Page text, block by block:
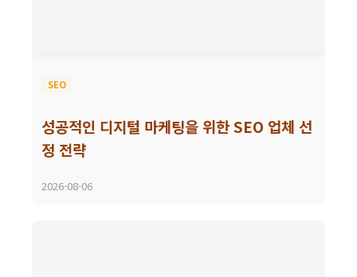
SEO
성공적인 디지털 마케팅을 위한 SEO 업체 선
정 전략
2026-08-06